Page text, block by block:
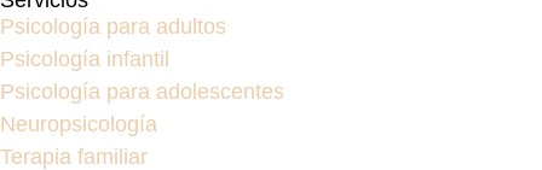
Psicología para adultos
Psicología infantil
Psicología para adolescentes
Neuropsicología
Terapia familiar